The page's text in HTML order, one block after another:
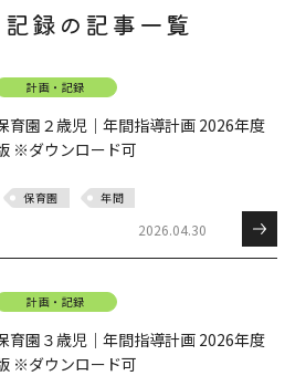
録の記事一覧
計画・記録
育園２歳児｜年間指導計画 2026年度
※ダウンロード可
保育園 年間
2026.04.30
計画・記録
育園３歳児｜年間指導計画 2026年度
※ダウンロード可